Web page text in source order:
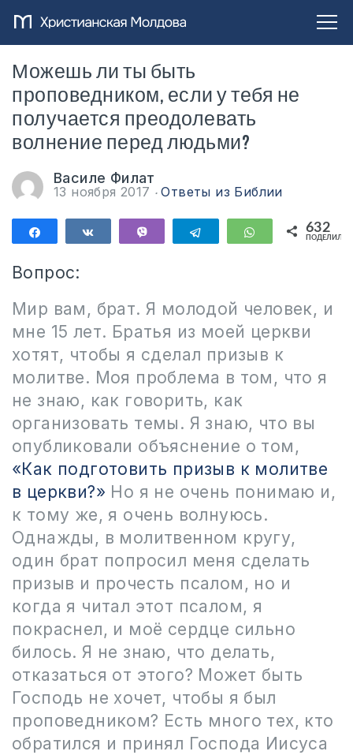
Можешь ли ты быть
проповедником, если у тебя не
получается преодолевать
волнение перед людьми?
Василе Филат
13 ноября 2017 Ответы из Библии
ПоделитьсяПоделиться Telegram WhatsApp
632
Вопрос:
Мир вам, брат. Я молодой человек, и
мне 15 лет. Братья из моей церкви
хотят, чтобы я сделал призыв к
молитве. Моя проблема в том, что я
не знаю, как говорить, как
организовать темы. Я знаю, что вы
опубликовали объяснение о том,
«Как подготовить призыв к молитве
в церкви?» Но я не очень понимаю и,
к тому же, я очень волнуюсь.
Однажды, в молитвенном кругу,
один брат попросил меня сделать
призыв и прочесть псалом, но и
когда я читал этот псалом, я
покраснел, и моё сердце сильно
билось. Я не знаю, что делать,
отказаться от этого? Может быть
Господь не хочет, чтобы я был
проповедником? Есть много тех, кто
обратился и принял Господа Иисуса